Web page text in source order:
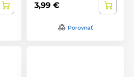
3,99 €
Porovnať